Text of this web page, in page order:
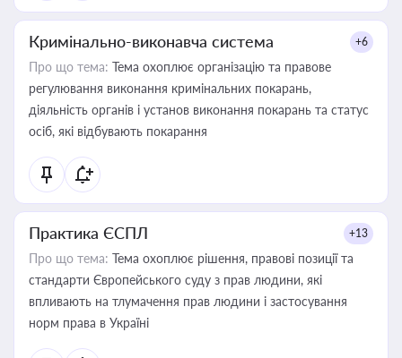
Кримінально-виконавча система +6
Про що тема: Тема охоплює організацію та правове
регулювання виконання кримінальних покарань,
діяльність органів і установ виконання покарань та статус
осіб, які відбувають покарання
Практика ЄСПЛ +13
Про що тема: Тема охоплює рішення, правові позиції та
стандарти Європейського суду з прав людини, які
впливають на тлумачення прав людини і застосування
норм права в Україні